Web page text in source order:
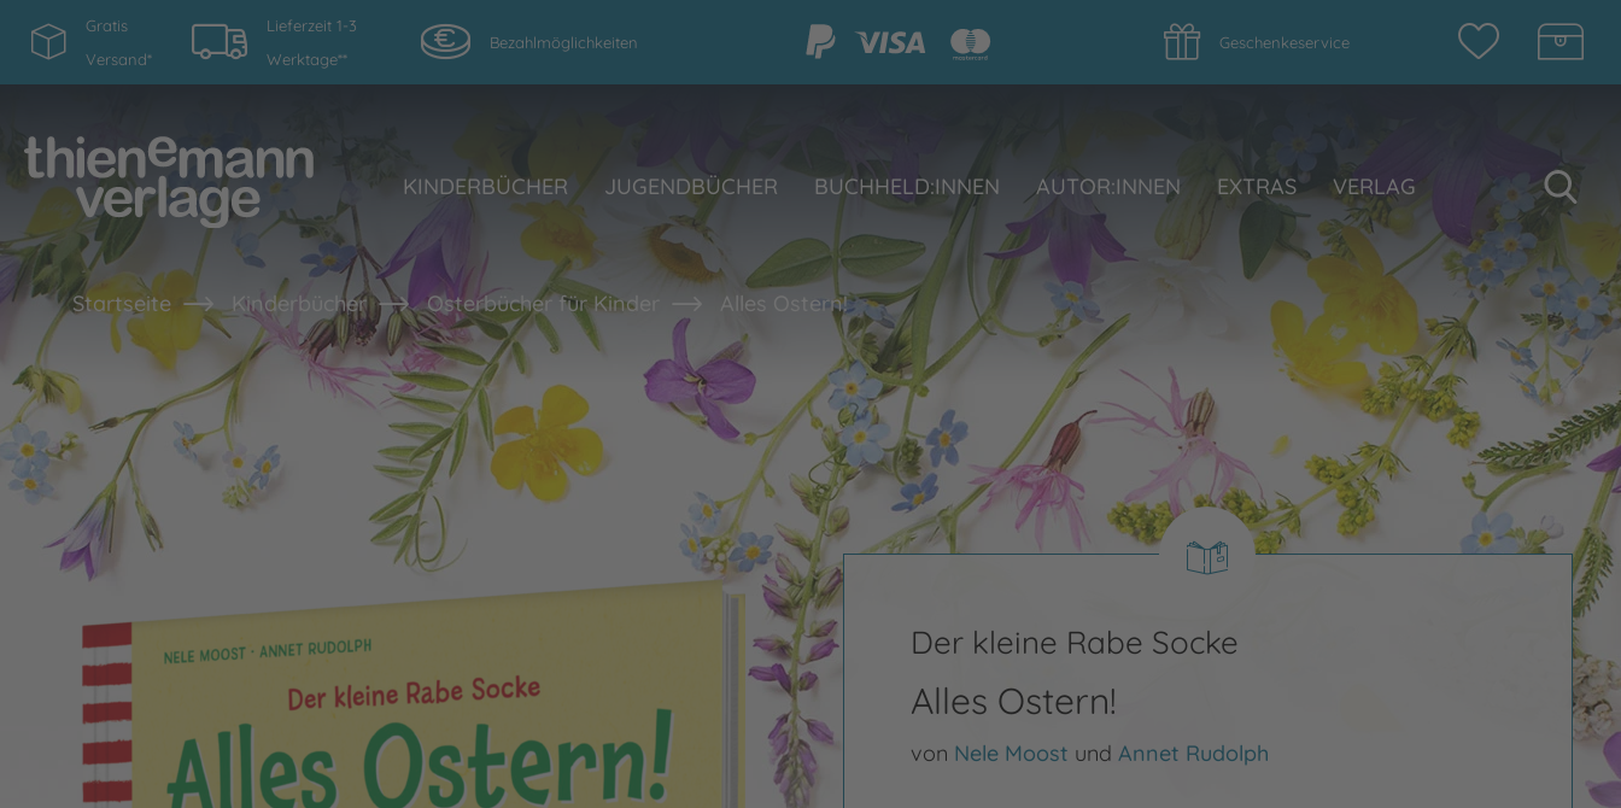
Gratis
Versand*
Lieferzeit 1-3
Werktage**
Bezahlmöglichkeiten Geschenkeservice
KINDERBÜCHER JUGENDBÜCHER BUCHHELD:INNEN AUTOR:INNEN EXTRAS VERLAG
Startseite Kinderbücher Osterbücher für Kinder Alles Ostern!
Der kleine Rabe Socke
Alles Ostern!
von Nele Moost und Annet Rudolph